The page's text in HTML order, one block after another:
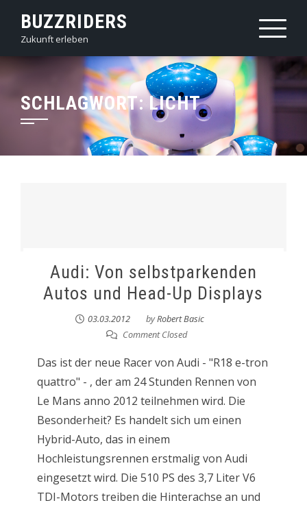
content
BUZZRIDERS
Zukunft erleben
SCHLAGWORT:LICHT
Audi: Von selbstparkenden
Autos und Head-Up Displays
03.03.2012 byRobert Basic
Comment Closed
Das ist der neue Racer von Audi - "R18 e-tron
quattro" - , der am 24 Stunden Rennen von
Le Mans anno 2012 teilnehmen wird. Die
Besonderheit? Es handelt sich um einen
Hybrid-Auto, das in einem
Hochleistungsrennen erstmalig von Audi
eingesetzt wird. Die 510 PS des 3,7 Liter V6
TDI-Motors treiben die Hinterachse an und